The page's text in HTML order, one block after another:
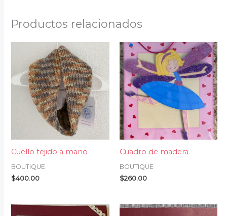
Productos relacionados
Cuello tejido a mano
BOUTIQUE
$400.00
Cuadro de madera
BOUTIQUE
$260.00